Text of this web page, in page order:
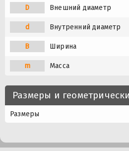
D Внешний диаметр
d Внутренний диаметр
B Ширина
m Масса
Размеры и
Размеры